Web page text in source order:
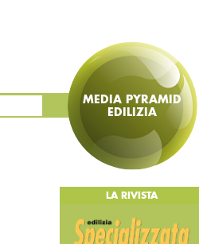
MEDIA PYRAMID
EDILIZIA
LA RIVISTA